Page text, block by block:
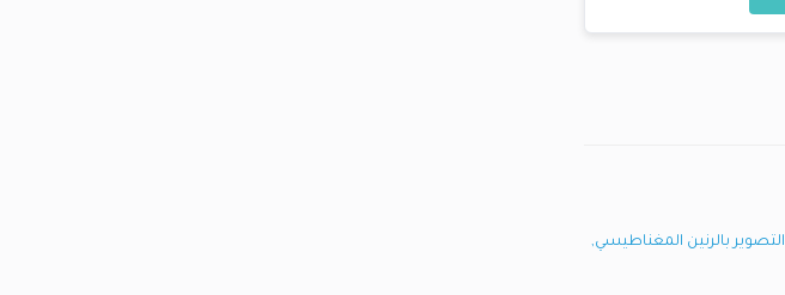
التصوير بالرنين المغناطيسي,